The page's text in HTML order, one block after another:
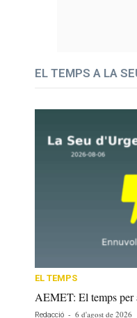
EL TEMPS A LA
EL TEMPS
AEMET: El temps per
Redacció - 6 d'agost de 2026